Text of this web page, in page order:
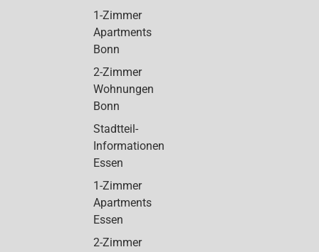
1-Zimmer
Apartments
Bonn
2-Zimmer
Wohnungen
Bonn
Stadtteil-
Informationen
Essen
1-Zimmer
Apartments
Essen
2-Zimmer